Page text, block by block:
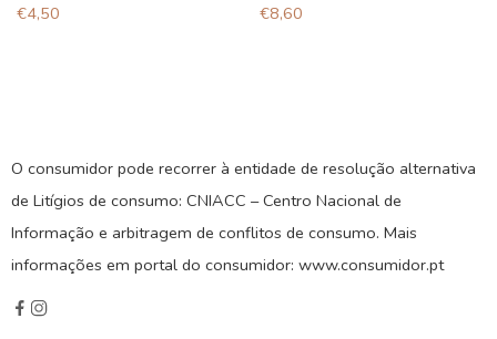
€4,50
€8,60
O consumidor pode recorrer à entidade de resolução alternativa
de Litígios de consumo: CNIACC – Centro Nacional de
Informação e arbitragem de conflitos de consumo. Mais
informações em portal do consumidor: www.consumidor.pt